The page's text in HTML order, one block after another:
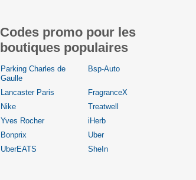
Codes promo pour les
boutiques populaires
Parking Charles de
Gaulle
Bsp-Auto
Lancaster Paris
FragranceX
Nike
Treatwell
Yves Rocher
iHerb
Bonprix
Uber
UberEATS
SheIn